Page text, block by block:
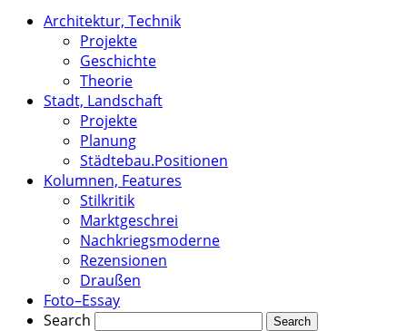
Architektur, Technik
Projekte
Geschichte
Theorie
Stadt, Landschaft
Projekte
Planung
Städtebau.Positionen
Kolumnen, Features
Stilkritik
Marktgeschrei
Nachkriegsmoderne
Rezensionen
Draußen
Foto–Essay
Search